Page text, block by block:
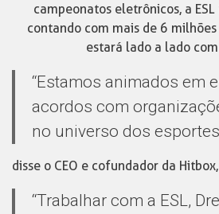
campeonatos eletrônicos, a
contando com mais de 6
estará lado a lado
“Estamos animados em
acordos com
no universo dos
disse o CEO e cofundador da
“Trabalhar com a ESL,